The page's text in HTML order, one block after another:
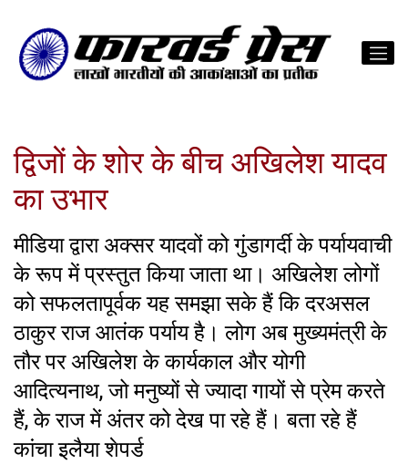
द्विजों के शोर के बीच अखिलेश यादव
का उभार
मीडिया द्वारा अक्सर यादवों को गुंडागर्दी के पर्यायवाची
के रूप में प्रस्तुत किया जाता था। अखिलेश लोगों
को सफलतापूर्वक यह समझा सके हैं कि दरअसल
ठाकुर राज आतंक पर्याय है। लोग अब मुख्यमंत्री के
तौर पर अखिलेश के कार्यकाल और योगी
आदित्यनाथ, जो मनुष्यों से ज्यादा गायों से प्रेम करते
हैं, के राज में अंतर को देख पा रहे हैं। बता रहे हैं
कांचा इलैया शेपर्ड